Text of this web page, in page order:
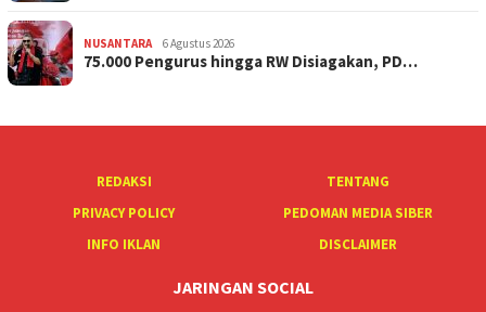
NUSANTARA 6 Agustus 2026
75.000 Pengurus hingga RW Disiagakan, PD…
REDAKSI
TENTANG
PRIVACY POLICY
PEDOMAN MEDIA SIBER
INFO IKLAN
DISCLAIMER
JARINGAN SOCIAL